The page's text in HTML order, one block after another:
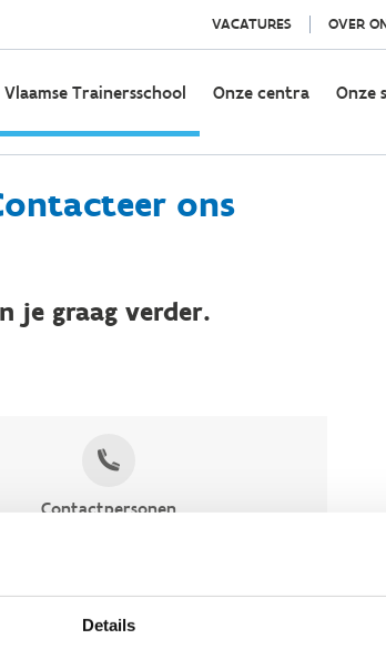
Details
VACATURES OVER
Vlaamse Trainersschool Onze centra Onze
ons
je graag verder.
Contactpersonen